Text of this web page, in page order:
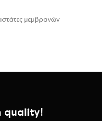
μεμβρανών
quality!